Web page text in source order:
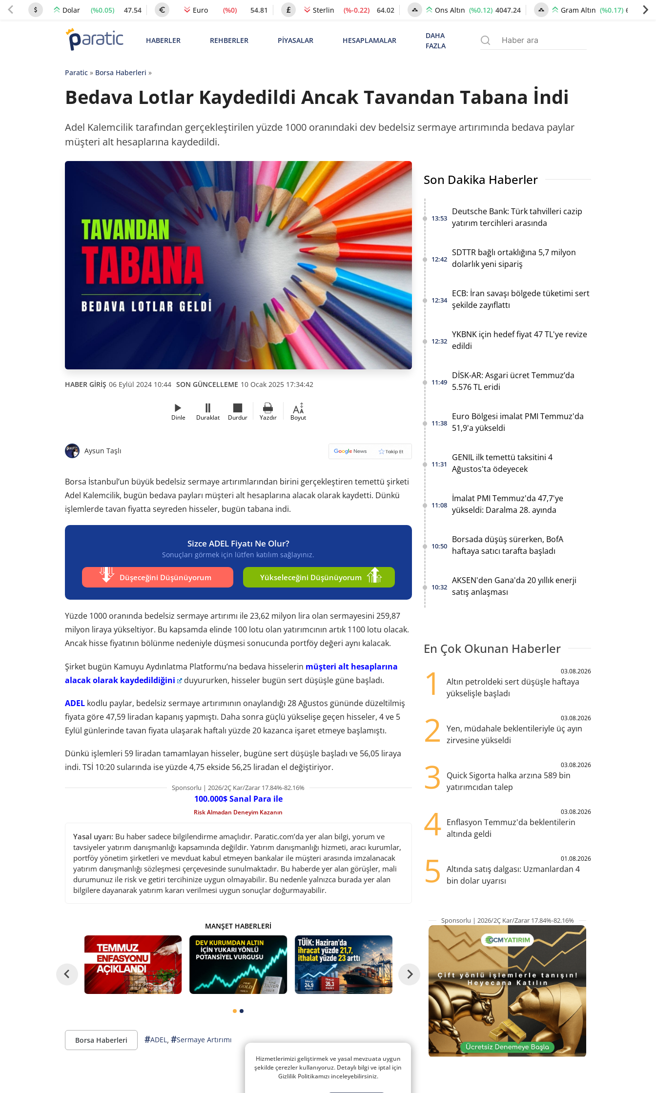
Dolar (%0.05) 47.54 Euro (%0) 54.81 Sterlin (%-0.22) 64.02 Ons Altın (%0.12) 4047.24 Gram Altın (%0.17) 6186.12
HABERLER REHBERLER PİYASALAR HESAPLAMALAR
DAHA
FAZLA
Paratic» Borsa Haberleri »
Bedava Lotlar Kaydedildi Ancak Tavandan Tabana İndi
Adel Kalemcilik tarafından gerçekleştirilen yüzde 1000 oranındaki dev bedelsiz sermaye artırımında bedava paylar
müşteri alt hesaplarına kaydedildi.
HABER GİRİŞ 06 Eylül 2024 10:44 SON GÜNCELLEME 10 Ocak 2025 17:34:42
Dinle Duraklat Durdur Yazdır Boyut
Aysun Taşlı
Borsa İstanbul’un büyük bedelsiz sermaye artırımlarından birini gerçekleştiren temettü şirketi
Adel Kalemcilik, bugün bedava payları müşteri alt hesaplarına alacak olarak kaydetti. Dünkü
işlemlerde tavan fiyatta seyreden hisseler, bugün tabana indi.
Sizce ADEL Fiyatı Ne Olur?
Sonuçları görmek için lütfen katılım sağlayınız.
Düşeceğini Düşünüyorum Yükseleceğini Düşünüyorum
Yüzde 1000 oranında bedelsiz sermaye artırımı ile 23,62 milyon lira olan sermayesini 259,87
milyon liraya yükseltiyor. Bu kapsamda elinde 100 lotu olan yatırımcının artık 1100 lotu olacak.
Ancak hisse fiyatının bölünme nedeniyle düşmesi sonucunda portföy değeri aynı kalacak.
Şirket bugün Kamuyu Aydınlatma Platformu’na bedava hisselerin müşteri alt hesaplarına
alacak olarak kaydedildiğini
duyururken, hisseler bugün sert düşüşle güne başladı.
ADELkodlu paylar, bedelsiz sermaye artırımının onaylandığı 28 Ağustos gününde düzeltilmiş
fiyata göre 47,59 liradan kapanış yapmıştı. Daha sonra güçlü yükselişe geçen hisseler, 4 ve 5
Eylül günlerinde tavan fiyata ulaşarak haftalı yüzde 20 kazanca işaret etmeye başlamıştı.
Dünkü işlemleri 59 liradan tamamlayan hisseler, bugüne sert düşüşle başladı ve 56,05 liraya
indi. TSİ 10:20 sularında ise yüzde 4,75 ekside 56,25 liradan el değiştiriyor.
Sponsorlu | 2026/2Ç Kar/Zarar 17.84%-82.16%
100.000$ Sanal Para ile
Risk Almadan Deneyim Kazanın
Yasal uyarı: Bu haber sadece bilgilendirme amaçlıdır. Paratic.com’da yer alan bilgi, yorum ve
tavsiyeler yatırım danışmanlığı kapsamında değildir. Yatırım danışmanlığı hizmeti, aracı kurumlar,
portföy yönetim şirketleri ve mevduat kabul etmeyen bankalar ile müşteri arasında imzalanacak
yatırım danışmanlığı sözleşmesi çerçevesinde sunulmaktadır. Bu haberde yer alan görüşler, mali
durumunuz ile risk ve getiri tercihinize uygun olmayabilir. Bu nedenle yalnızca burada yer alan
bilgilere dayanarak yatırım kararı verilmesi uygun sonuçlar doğurmayabilir.
MANŞET HABERLERI
Borsa Haberleri #ADEL, #Sermaye Artırımı
Son Dakika Haberler
13:53
Deutsche Bank: Türk tahvilleri cazip
yatırım tercihleri arasında
12:42
SDTTR bağlı ortaklığına 5,7 milyon
dolarlık yeni sipariş
12:34
ECB: İran savaşı bölgede tüketimi sert
şekilde zayıflattı
12:32
YKBNK için hedef fiyat 47 TL'ye revize
edildi
11:49
DİSK-AR: Asgari ücret Temmuz’da
5.576 TL eridi
11:38
Euro Bölgesi imalat PMI Temmuz'da
51,9'a yükseldi
11:31
GENIL ilk temettü taksitini 4
Ağustos'ta ödeyecek
11:08
İmalat PMI Temmuz'da 47,7'ye
yükseldi: Daralma 28. ayında
10:50
Borsada düşüş sürerken, BofA
haftaya satıcı tarafta başladı
10:32
AKSEN'den Gana'da 20 yıllık enerji
satış anlaşması
En Çok Okunan Haberler
1 03.08.2026
Altın petroldeki sert düşüşle haftaya
yükselişle başladı
2 03.08.2026
Yen, müdahale beklentileriyle üç ayın
zirvesine yükseldi
3 03.08.2026
Quick Sigorta halka arzına 589 bin
yatırımcıdan talep
4 03.08.2026
Enflasyon Temmuz'da beklentilerin
altında geldi
5 01.08.2026
Altında satış dalgası: Uzmanlardan 4
bin dolar uyarısı
Sponsorlu | 2026/2Ç Kar/Zarar 17.84%-82.16%
Hizmetlerimizi geliştirmek ve yasal mevzuata uygun
şekilde çerezler kullanıyoruz. Detaylı bilgi ve iptal için
Gizlilik Politikamızı inceleyebilirsiniz.